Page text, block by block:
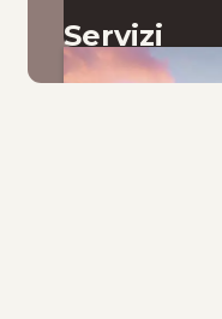
Servizi